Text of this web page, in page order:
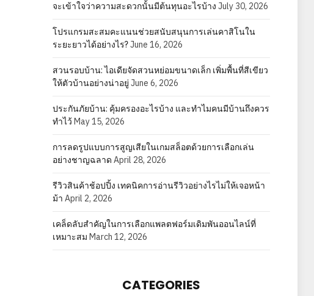
จะเข้าใจว่าความสะดวกนั้นมีต้นทุนอะไรบ้าง July 30, 2026
โปรแกรมสะสมคะแนนช่วยสนับสนุนการเล่นคาสิโนใน
ระยะยาวได้อย่างไร?June 16, 2026
สวนรอบบ้าน: ไอเดียจัดสวนหย่อมขนาดเล็ก เพิ่มพื้นที่สีเขียว
ให้ตัวบ้านอย่างน่าอยู่ June 6, 2026
ประกันภัยบ้าน: คุ้มครองอะไรบ้าง และทำไมคนมีบ้านถึงควร
ทำไว้May 15, 2026
การลดรูปแบบการสูญเสียในเกมสล็อตด้วยการเลือกเล่น
อย่างชาญฉลาด April 28, 2026
รีวิวสินค้าช้อปปิ้ง เทคนิคการอ่านรีวิวอย่างไรไม่ให้เจอหน้า
ม้า April 2, 2026
เคล็ดลับสำคัญในการเลือกแพลตฟอร์มเดิมพันออนไลน์ที่
เหมาะสม March 12, 2026
CATEGORIES